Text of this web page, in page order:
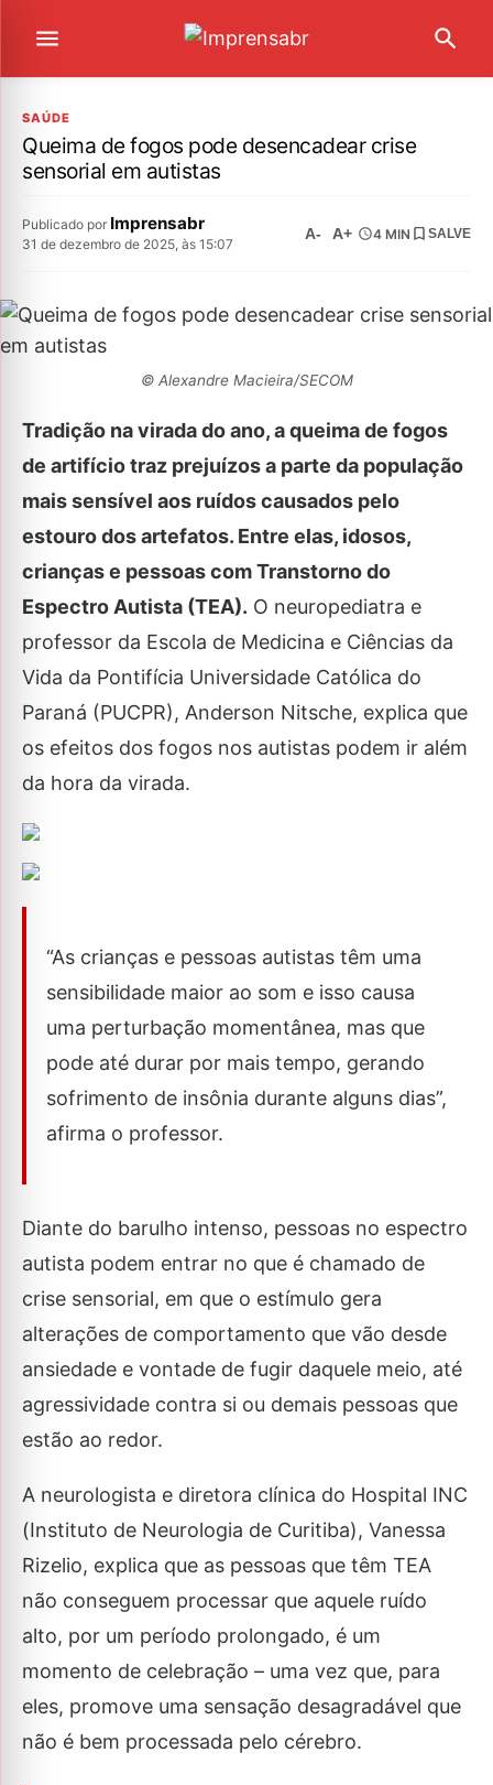
SAÚDE
Queima de fogos pode desencadear crise
sensorial em autistas
Publicado por Imprensabr
31 de dezembro de 2025, às 15:07
A- A+ 4 MIN SALVE
© Alexandre Macieira/SECOM
Tradição na virada do ano, a queima de fogos
de artifício traz prejuízos a parte da população
mais sensível aos ruídos causados pelo
estouro dos artefatos. Entre elas, idosos,
crianças e pessoas com Transtorno do
Espectro Autista (TEA). O neuropediatra e
professor da Escola de Medicina e Ciências da
Vida da Pontifícia Universidade Católica do
Paraná (PUCPR), Anderson Nitsche, explica que
os efeitos dos fogos nos autistas podem ir além
da hora da virada.
“As crianças e pessoas autistas têm uma
sensibilidade maior ao som e isso causa
uma perturbação momentânea, mas que
pode até durar por mais tempo, gerando
sofrimento de insônia durante alguns dias”,
afirma o professor.
Diante do barulho intenso, pessoas no espectro
autista podem entrar no que é chamado de
crise sensorial, em que o estímulo gera
alterações de comportamento que vão desde
ansiedade e vontade de fugir daquele meio, até
agressividade contra si ou demais pessoas que
estão ao redor.
A neurologista e diretora clínica do Hospital INC
(Instituto de Neurologia de Curitiba), Vanessa
Rizelio, explica que as pessoas que têm TEA
não conseguem processar que aquele ruído
alto, por um período prolongado, é um
momento de celebração – uma vez que, para
eles, promove uma sensação desagradável que
não é bem processada pelo cérebro.